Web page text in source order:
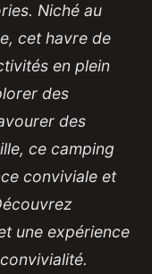
Niché au
cet havre de
en plein
des
des
ce camping
conviviale et
une expérience